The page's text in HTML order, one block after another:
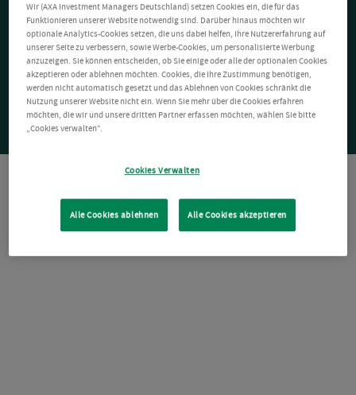
Wir (AXA Investment Managers Deutschland) setzen Cookies ein, die für das
Funktionieren unserer Website notwendig sind. Darüber hinaus möchten wir
optionale Analytics-Cookies setzen, die uns dabei helfen, Ihre Nutzererfahrung auf
unserer Seite zu verbessern, sowie Werbe-Cookies, um personalisierte Werbung
anzuzeigen. Sie können entscheiden, ob Sie einige oder alle der optionalen Cookies
akzeptieren oder ablehnen möchten. Cookies, die Ihre Zustimmung benötigen,
werden nicht automatisch gesetzt und das Ablehnen von Cookies schränkt die
Nutzung unserer Website nicht ein. Wenn Sie mehr über die Cookies erfahren
möchten, die wir und unsere dritten Partner erfassen möchten, wählen Sie bitte
„Cookies verwalten“.
Cookies Verwalten
Alle Cookies ablehnen Alle Cookies akzeptieren